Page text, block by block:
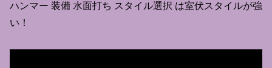
ハンマー 装備 水面打ち スタイル選択 は室伏スタイルが強
い！